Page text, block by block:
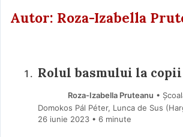
Autor: Roza-Izabella
Rolul basmului la copii
Roza-Izabella Pruteanu •
Domokos Pál Péter, Lunca de Sus
26 iunie 2023 • 6 minute